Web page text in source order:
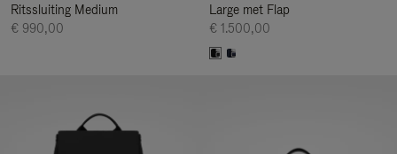
Ritssluiting Medium
€ 990,00
Large met Flap
€ 1.500,00